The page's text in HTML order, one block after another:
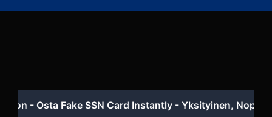
e
Fake SSN Card Instantly - Yksityinen, Nopea &